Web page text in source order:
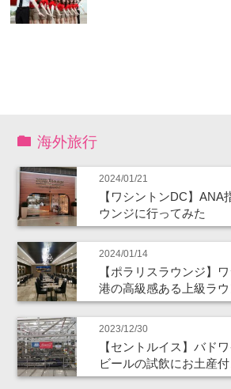
海外旅行
2024/01/21
【ワシントンDC】ANA
ウンジに行ってみた
2024/01/14
【ポラリスラウンジ】
港の高級感ある上級ラ
2023/12/30
【セントルイス】バド
ビールの試飲にお土産付